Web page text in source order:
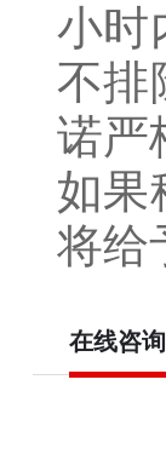
小时
不排
诺严
如果
将给
在线咨询